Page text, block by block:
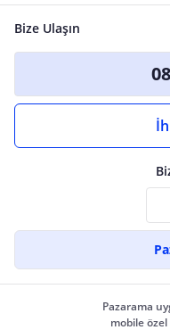
Bize Ulaşın
Pazarama
mobile